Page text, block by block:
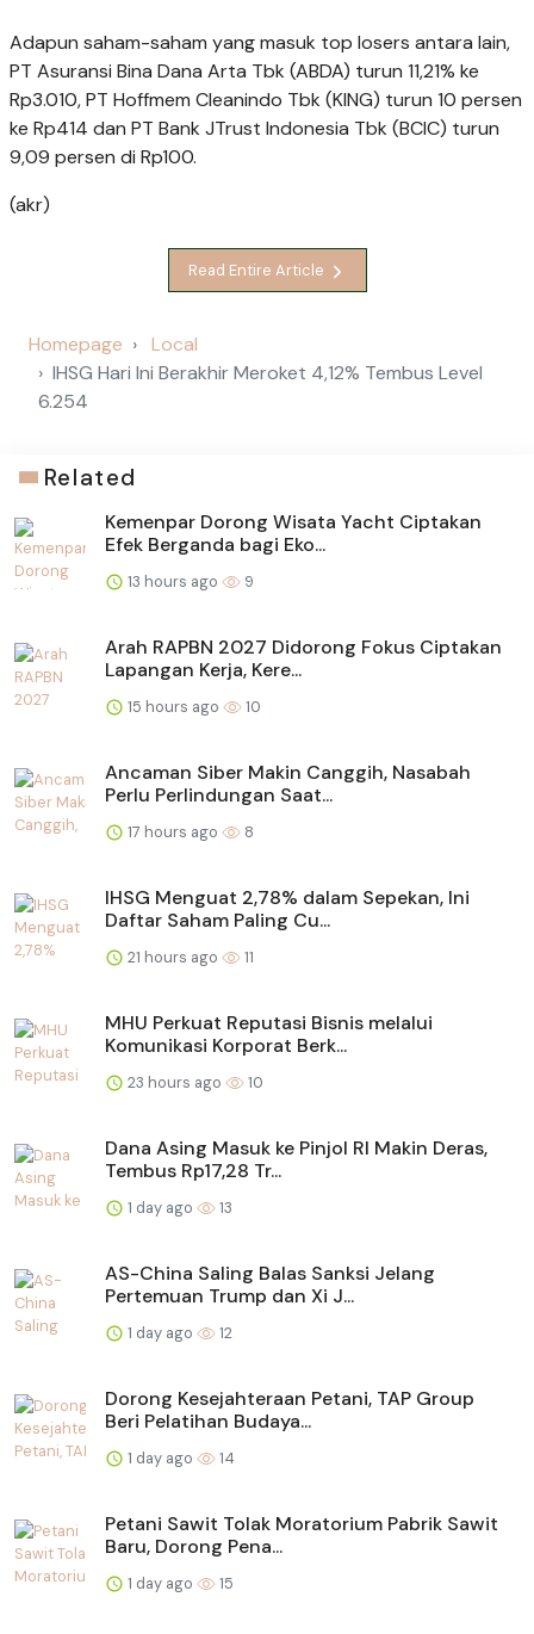
Adapun saham-saham yang masuk top losers antara lain,
PT Asuransi Bina Dana Arta Tbk (ABDA) turun 11,21% ke
Rp3.010, PT Hoffmem Cleanindo Tbk (KING) turun 10 persen
ke Rp414 dan PT Bank JTrust Indonesia Tbk (BCIC) turun
9,09 persen di Rp100.
(akr)
Read Entire Article
Homepage
Local
IHSG Hari Ini Berakhir Meroket 4,12% Tembus Level
6.254
Related
Kemenpar Dorong Wisata Yacht Ciptakan
Efek Berganda bagi Eko...
13 hours ago 9
Arah RAPBN 2027 Didorong Fokus Ciptakan
Lapangan Kerja, Kere...
15 hours ago 10
Ancaman Siber Makin Canggih, Nasabah
Perlu Perlindungan Saat...
17 hours ago 8
IHSG Menguat 2,78% dalam Sepekan, Ini
Daftar Saham Paling Cu...
21 hours ago 11
MHU Perkuat Reputasi Bisnis melalui
Komunikasi Korporat Berk...
23 hours ago 10
Dana Asing Masuk ke Pinjol RI Makin Deras,
Tembus Rp17,28 Tr...
1 day ago 13
AS-China Saling Balas Sanksi Jelang
Pertemuan Trump dan Xi J...
1 day ago 12
Dorong Kesejahteraan Petani, TAP Group
Beri Pelatihan Budaya...
1 day ago 14
Petani Sawit Tolak Moratorium Pabrik Sawit
Baru, Dorong Pena...
1 day ago 15